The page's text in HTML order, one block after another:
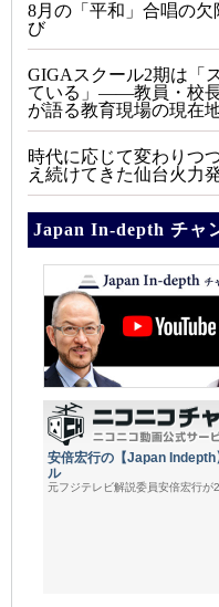
8月の「平和」合唱の欠
び
GIGAスクール2期は「
ている」——教員・校
が語る教育現場の現在
時代に応じて変わりつ
え続けてきた仙台火力
Japan In-depth チャ